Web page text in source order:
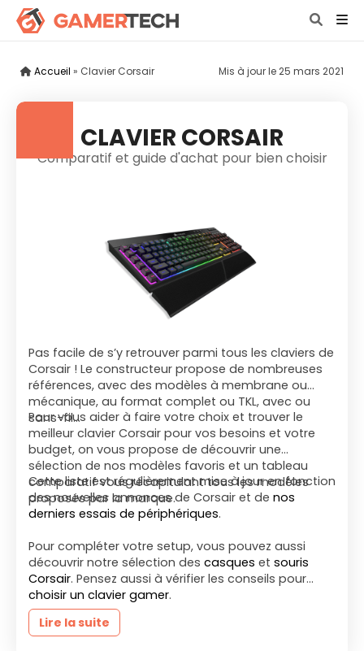
Accueil » Clavier Corsair Mis à jour le25 mars 2021
CLAVIER CORSAIR
Comparatif et guide d'achat pour bien choisir
Pas facile de s’y retrouver parmi tous les claviers de
Corsair ! Le constructeur propose de nombreuses
références, avec des modèles à membrane ou
mécanique, au format complet ou TKL, avec ou
sans-fil…
Pour vous aider à faire votre choix et trouver le
meilleur clavier Corsair pour vos besoins et votre
budget, on vous propose de découvrir une
sélection de nos modèles favoris et un tableau
comparatif vous récapitulant tous les modèles
proposés par la marque.
Cette liste est régulièrement mise à jour en fonction
des nouvelles annonces de Corsair et de nos
derniers essais de périphériques.
Pour compléter votre setup, vous pouvez aussi
découvrir notre sélection des casques et souris
Corsair. Pensez aussi à vérifier les conseils pour
choisir un clavier gamer.
Lire la suite